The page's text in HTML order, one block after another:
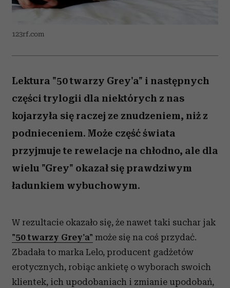
123rf.com
Lektura "50 twarzy Grey'a" i następnych
części trylogii dla niektórych z nas
kojarzyła się raczej ze znudzeniem, niż z
podnieceniem. Może część świata
przyjmuje te rewelacje na chłodno, ale dla
wielu "Grey" okazał się prawdziwym
ładunkiem wybuchowym.
W rezultacie okazało się, że nawet taki suchar jak
"50 twarzy Grey'a" może się na coś przydać.
Zbadała to marka Lelo, producent gadżetów
erotycznych, robiąc ankietę o wyborach swoich
klientek, ich upodobaniach i zmianie upodobań,